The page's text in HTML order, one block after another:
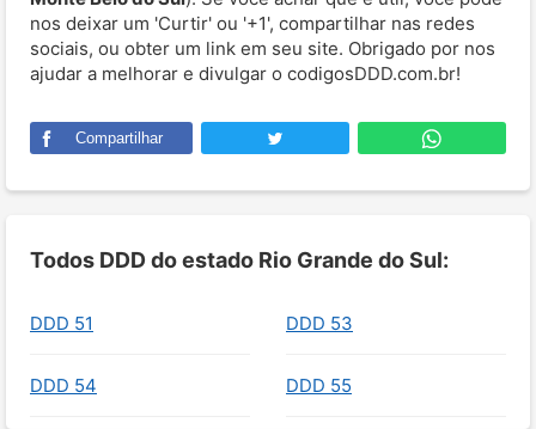
nos deixar um 'Curtir' ou '+1', compartilhar nas redes
sociais, ou obter um link em seu site. Obrigado por nos
ajudar a melhorar e divulgar o codigosDDD.com.br!
Compartilhar
Todos DDD do estado Rio Grande do Sul:
DDD 51 DDD 53
DDD 54 DDD 55